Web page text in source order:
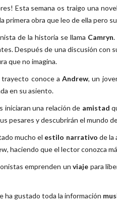
Esta semana os traigo una
primera obra que leo de ella pero
de la historia se llama Camryn.
Después de una discusión con
que no imagina.
trayecto conoce aAndrew, un
en su asiento.
iniciaran una relación de amistad
pesares y descubrirán el mundo
mucho el estilo narrativo de la
haciendo que el lector conozca
emprenden unviaje para
ha gustado toda la información